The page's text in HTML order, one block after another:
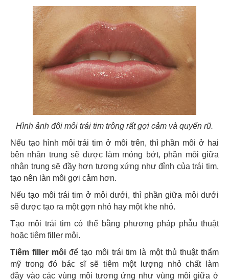
Hình ảnh đôi môi trái tim trông rất gợi cảm và quyến rũ.
Nếu tạo hình môi trái tim ở môi trên, thì phần môi ở hai
bên nhân trung sẽ được làm mỏng bớt, phần môi giữa
nhân trung sẽ đầy hơn tương xứng như đỉnh của trái tim,
tạo nên làn môi gợi cảm hơn.
Nếu tạo môi trái tim ở môi dưới, thì phần giữa môi dưới
sẽ được tạo ra một gợn nhỏ hay một khe nhỏ.
Tạo môi trái tim có thể bằng phương pháp phẫu thuật
hoặc tiêm filler môi.
Tiêm filler môiđể tạo môi trái tim là một thủ thuật thẩm
mỹ trong đó bác sĩ sẽ tiêm một lượng nhỏ chất làm
đầy vào các vùng môi tương ứng như vùng môi giữa ở